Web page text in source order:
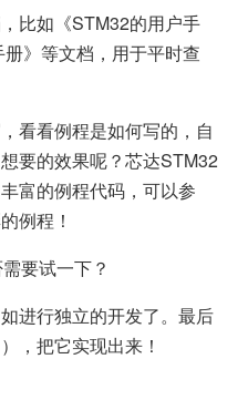
比如《STM32的用户手
》等文档，用于平时查
看看例程是如何写的，自
要的效果呢？芯达STM32
富的例程代码，可以参
例程！
要试一下？
进行独立的开发了。最后
，把它实现出来！